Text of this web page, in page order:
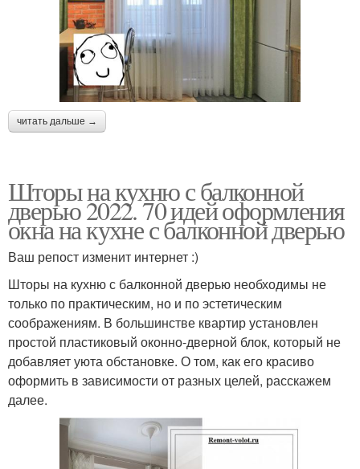
читать дальше →
Шторы на кухню с балконной
дверью 2022. 70 идей оформления
окна на кухне с балконной дверью
Ваш репост изменит интернет :)
Шторы на кухню с балконной дверью необходимы не
только по практическим, но и по эстетическим
соображениям. В большинстве квартир установлен
простой пластиковый оконно-дверной блок, который не
добавляет уюта обстановке. О том, как его красиво
оформить в зависимости от разных целей, расскажем
далее.